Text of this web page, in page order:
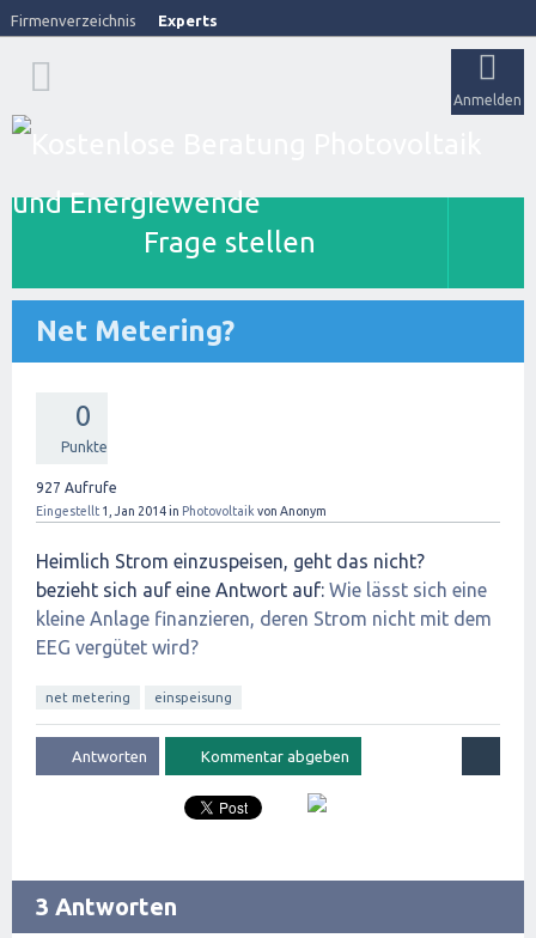
Firmenverzeichnis Experts
Anmelden
Frage stellen
Net Metering?
0
Punkte
927 Aufrufe
Eingestellt 1, Jan 2014in Photovoltaik von Anonym
Heimlich Strom einzuspeisen, geht das nicht?
bezieht sich auf eine Antwort auf: Wie lässt sich eine
kleine Anlage finanzieren, deren Strom nicht mit dem
EEG vergütet wird?
net metering einspeisung
3 Antworten